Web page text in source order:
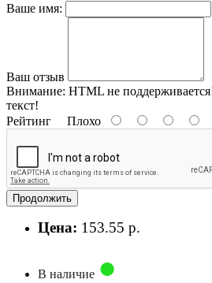
Ваше имя:
Ваш отзыв
Внимание: HTML не
текст!
Рейтинг Плохо
Продолжить
Цена: 153.55 р.
В наличие